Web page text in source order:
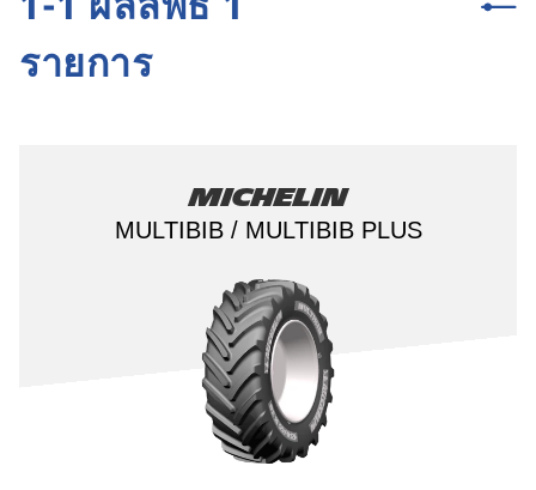
รายการ
Michelin
MULTIBIB / MULTIBIB PLUS